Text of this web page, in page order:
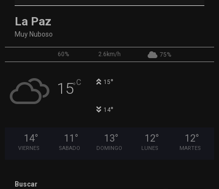
La Paz
Muy Nuboso
60% 2.6km/h 75%
15°C 15°
14°
14°
VIERNES
11 °
SABADO
13°
DOMINGO
12°
LUNES
12°
MARTES
Buscar